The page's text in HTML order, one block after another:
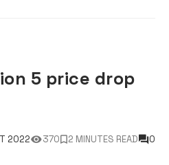
5 price drop
2022 370 2 MINUTES READ 0